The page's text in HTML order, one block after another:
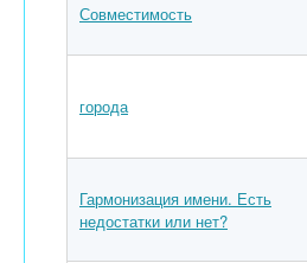
Совместимость
города
Гармонизация имени. Есть
недостатки или нет?